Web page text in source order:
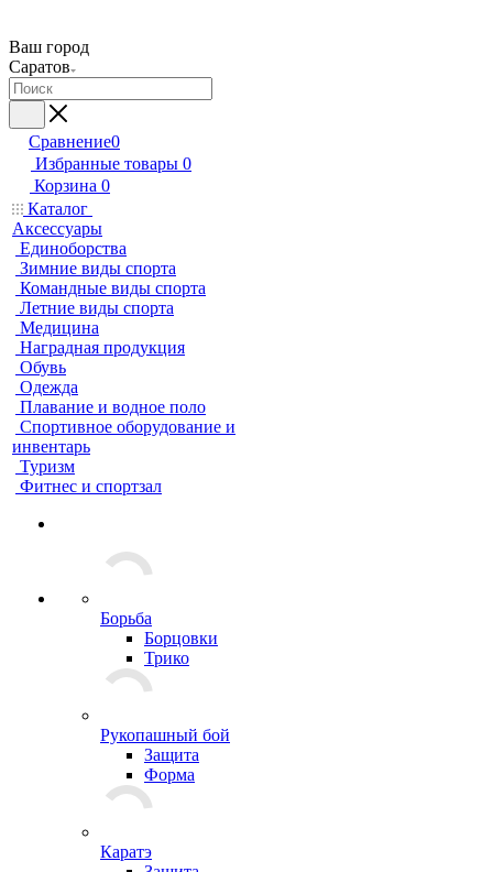
Ваш город
Саратов
Сравнение0
Избранные товары 0
Корзина 0
Каталог
Аксессуары
Единоборства
Зимние виды спорта
Командные виды спорта
Летние виды спорта
Медицина
Наградная продукция
Обувь
Одежда
Плавание и водное поло
Спортивное оборудование и
инвентарь
Туризм
Фитнес и спортзал
Борьба
Борцовки
Трико
Рукопашный бой
Защита
Форма
Каратэ